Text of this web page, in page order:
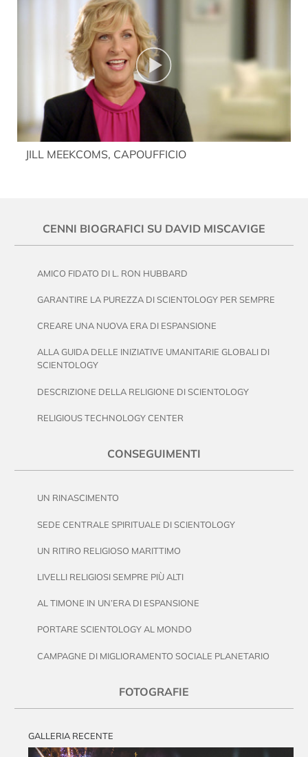
JILL MEEKCOMS, CAPOUFFICIO
CENNI BIOGRAFICI SU DAVID MISCAVIGE
AMICO FIDATO DI L. RON HUBBARD
GARANTIRE LA PUREZZA DI SCIENTOLOGY PER SEMPRE
CREARE UNA NUOVA ERA DI ESPANSIONE
ALLA GUIDA DELLE INIZIATIVE UMANITARIE GLOBALI DI
SCIENTOLOGY
DESCRIZIONE DELLA RELIGIONE DI SCIENTOLOGY
RELIGIOUS TECHNOLOGY CENTER
CONSEGUIMENTI
UN RINASCIMENTO
SEDE CENTRALE SPIRITUALE DI SCIENTOLOGY
UN RITIRO RELIGIOSO MARITTIMO
LIVELLI RELIGIOSI SEMPRE PIÙ ALTI
AL TIMONE IN UN’ERA DI ESPANSIONE
PORTARE SCIENTOLOGY AL MONDO
CAMPAGNE DI MIGLIORAMENTO SOCIALE PLANETARIO
FOTOGRAFIE
GALLERIA RECENTE